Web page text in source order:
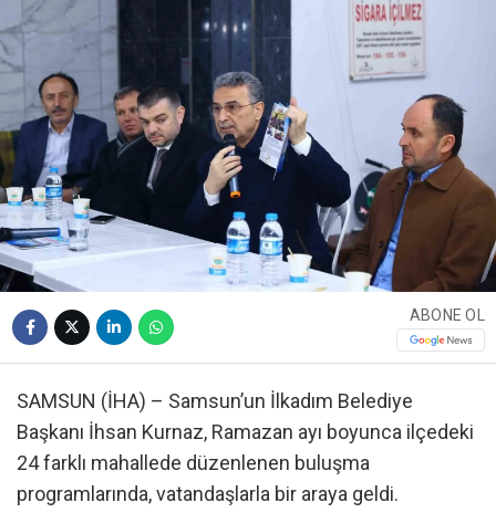
ABONE OL
SAMSUN (İHA) – Samsun’un İlkadım Belediye
Başkanı İhsan Kurnaz, Ramazan ayı boyunca ilçedeki
24 farklı mahallede düzenlenen buluşma
programlarında, vatandaşlarla bir araya geldi.